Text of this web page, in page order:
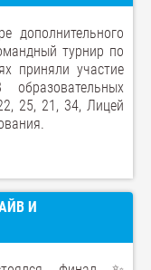
дополнительного
турнир по
приняли участие
25, 21, 34, Лицей
И